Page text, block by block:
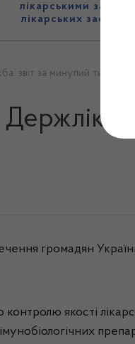
лікарськими
лікарських засобів
звіт за минулий тиждень
громадян
якості